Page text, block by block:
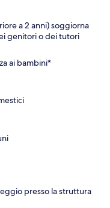
a 2 anni) soggiorna
genitori o dei tutori
ai bambini*
presso la struttura